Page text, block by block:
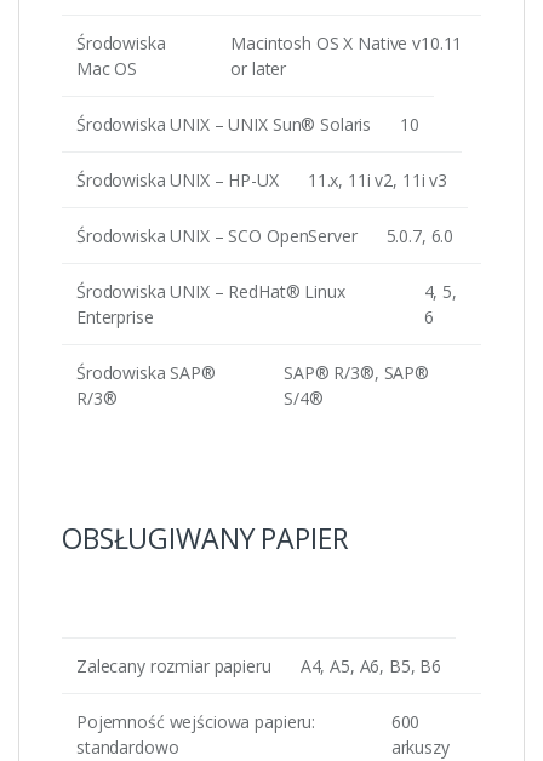
Środowiska
Mac OS
Macintosh OS X Native v10.11
or later
Środowiska UNIX – UNIX Sun® Solaris 10
Środowiska UNIX – HP-UX 11.x, 11i v2, 11i v3
Środowiska UNIX – SCO OpenServer 5.0.7, 6.0
Środowiska UNIX – RedHat® Linux
Enterprise
4, 5,
6
Środowiska SAP®
R/3®
SAP® R/3®, SAP®
S/4®
OBSŁUGIWANY PAPIER
Zalecany rozmiar papieru A4, A5, A6, B5, B6
Pojemność wejściowa papieru:
standardowo
600
arkuszy